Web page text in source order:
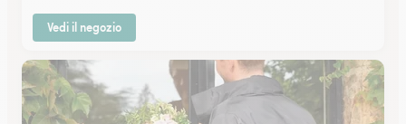
Vedi il negozio